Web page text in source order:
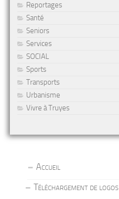
Reportages
Santé
Seniors
Services
SOCIAL
Sports
Transports
Urbanisme
Vivre à Truyes
Accueil
Téléchargement de logos